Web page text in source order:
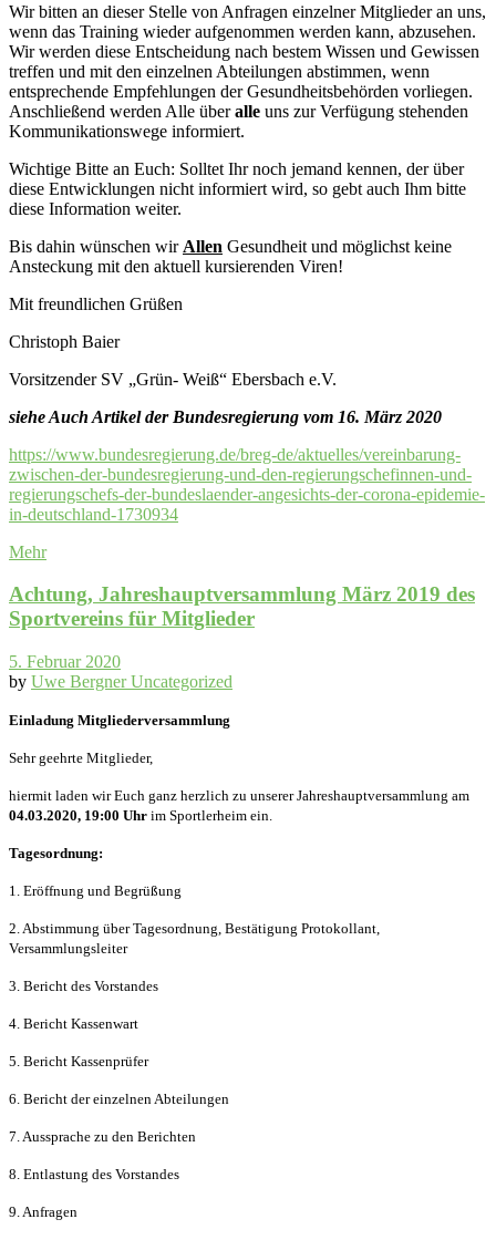
Wir bitten an dieser Stelle von Anfragen einzelner Mitglieder an uns,
wenn das Training wieder aufgenommen werden kann, abzusehen.
Wir werden diese Entscheidung nach bestem Wissen und Gewissen
treffen und mit den einzelnen Abteilungen abstimmen, wenn
entsprechende Empfehlungen der Gesundheitsbehörden vorliegen.
Anschließend werden Alle überalle uns zur Verfügung stehenden
Kommunikationswege informiert.
Wichtige Bitte an Euch: Solltet Ihr noch jemand kennen, der über
diese Entwicklungen nicht informiert wird, so gebt auch Ihm bitte
diese Information weiter.
Bis dahin wünschen wir Allen Gesundheit und möglichst keine
Ansteckung mit den aktuell kursierenden Viren!
Mit freundlichen Grüßen
Christoph Baier
Vorsitzender SV „Grün- Weiß“ Ebersbach e.V.
siehe Auch Artikel der Bundesregierung vom 16. März 2020
https://www.bundesregierung.de/breg-de/aktuelles/vereinbarung-
zwischen-der-bundesregierung-und-den-regierungschefinnen-und-
regierungschefs-der-bundeslaender-angesichts-der-corona-epidemie-
in-deutschland-1730934
Mehr
Achtung, Jahreshauptversammlung März 2019 des
Sportvereins für Mitglieder
5. Februar 2020
by Uwe BergnerUncategorized
Einladung Mitgliederversammlung
Sehr geehrte Mitglieder,
hiermit laden wir Euch ganz herzlich zu unserer Jahreshauptversammlung am
04.03.2020, 19:00 Uhr im Sportlerheim ein.
Tagesordnung:
1. Eröffnung und Begrüßung
2. Abstimmung über Tagesordnung, Bestätigung Protokollant,
Versammlungsleiter
3. Bericht des Vorstandes
4. Bericht Kassenwart
5. Bericht Kassenprüfer
6. Bericht der einzelnen Abteilungen
7. Aussprache zu den Berichten
8. Entlastung des Vorstandes
9. Anfragen